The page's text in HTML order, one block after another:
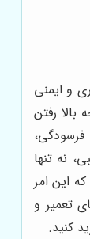
و ایمنی
رفتن
نه تنها
این امر
تعمیر و
کنید.